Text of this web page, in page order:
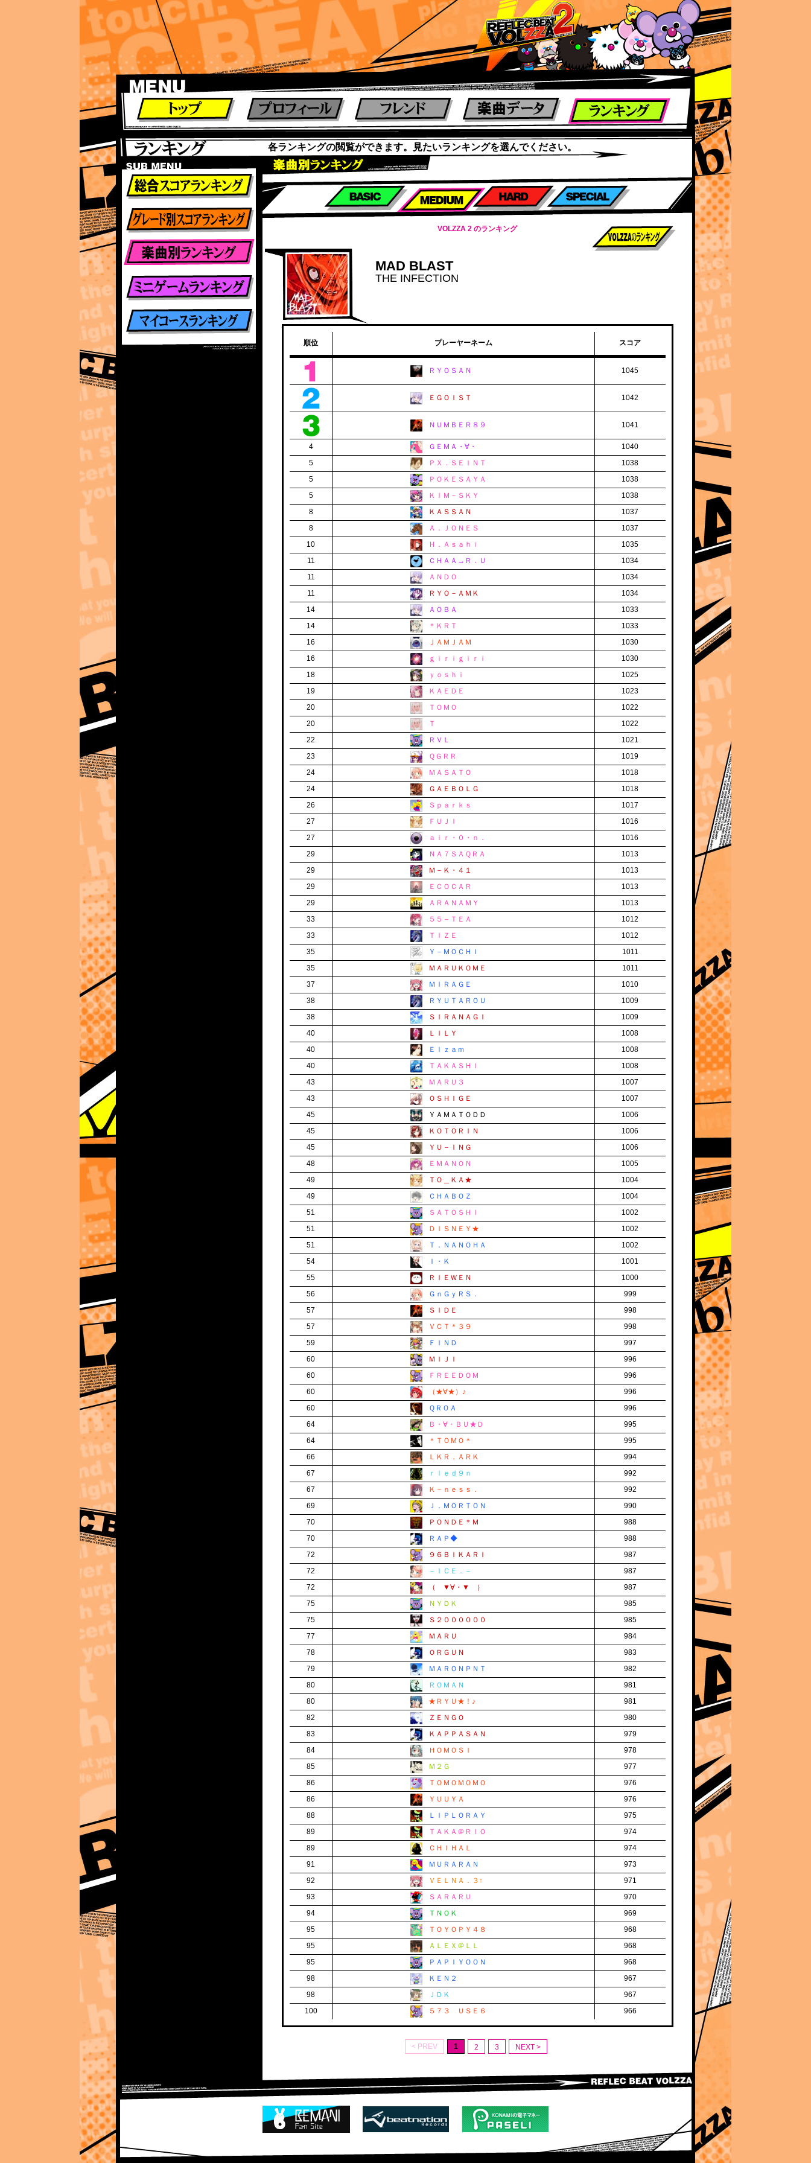
ランキング
各ランキングの閲覧ができます。見たいランキングを選んでください。
ランキング
グレード別ランキング
楽曲別スコアランキング
VOLZZA 2 のランキング
MAD BLAST
THE INFECTION
順位 プレーヤーネーム スコア
ＲＹＯＳＡＮ 1045
ＥＧＯＩＳＴ 1042
ＮＵＭＢＥＲ８９ 1041
4 ＧＥＭＡ・∀・
1040
5
ＰＸ．ＳＥＩＮＴ
1038
5
ＰＯＫＥＳＡＹＡ
1038
5
ＫＩＭ－ＳＫＹ
1038
8
ＫＡＳＳＡＮ
1037
8
Ａ．ＪＯＮＥＳ
1037
10
Ｈ．Ａｓａｈｉ
1035
11
ＣＨＡＡ→Ｒ．Ｕ
1034
11
ＡＮＤＯ
1034
11
ＲＹＯ－ＡＭＫ
1034
14
ＡＯＢＡ
1033
14
＊ＫＲＴ
1033
16
ＪＡＭＪＡＭ
1030
16
ｇｉｒｉｇｉｒｉ
1030
18
ｙｏｓｈｉ
1025
19
ＫＡＥＤＥ
1023
20
ＴＯＭＯ
1022
20
Ｔ
1022
22
ＲＶＬ
1021
23
ＱＧＲＲ
1019
24
ＭＡＳＡＴＯ
1018
24
ＧＡＥＢＯＬＧ
1018
26
Ｓｐａｒｋｓ
1017
27
ＦＵＪＩ
1016
27
ａｉｒ・０・ｎ．
1016
29
ＮＡ７ＳＡＱＲＡ
1013
29
Ｍ－Ｋ・４１
1013
29
ＥＣＯＣＡＲ
1013
29
ＡＲＡＮＡＭＹ
1013
33
５５－ＴＥＡ
1012
33
ＴＩＺＥ
1012
35
Ｙ－ＭＯＣＨＩ
1011
35
ＭＡＲＵＫＯＭＥ
1011
37
ＭＩＲＡＧＥ
1010
38
ＲＹＵＴＡＲＯＵ
1009
38
ＳＩＲＡＮＡＧＩ
1009
40
ＬＩＬＹ
1008
40
Ｅｌｚａｍ
1008
40
ＴＡＫＡＳＨＩ
1008
43
ＭＡＲＵ３
1007
43
ＯＳＨＩＧＥ
1007
45
ＹＡＭＡＴＯＤＤ
1006
45
ＫＯＴＯＲＩＮ
1006
45
ＹＵ－ＩＮＧ
1006
48
ＥＭＡＮＯＮ
1005
49
ＴＯ＿ＫＡ★
1004
49
ＣＨＡＢＯＺ
1004
51
ＳＡＴＯＳＨＩ
1002
51
ＤＩＳＮＥＹ★
1002
51
Ｔ．ＮＡＮＯＨＡ
1002
54
Ｉ・Ｋ
1001
55
ＲＩＥＷＥＮ
1000
56
ＧｎＧｙＲＳ．
999
57
ＳＩＤＥ
998
57
ＶＣＴ＊３９
998
59
ＦＩＮＤ
997
60
ＭＩＪＩ
996
60
ＦＲＥＥＤＯＭ
996
60
（★∀★）♪
996
60
ＱＲＯＡ
996
64
Ｂ・∀・ＢＵ★Ｄ
995
64
＊ＴＯＭＯ＊
995
66
ＬＫＲ．ＡＲＫ
994
67
ｒｌｅｄ９ｎ
992
67
Ｋ－ｎｅｓｓ．
992
69
Ｊ．ＭＯＲＴＯＮ
990
70
ＰＯＮＤＥ＊Ｍ
988
70
ＲＡＰ◆
988
72
９６ＢＩＫＡＲＩ
987
72
－ＩＣＥ．－
987
72
（ ▼∀・▼ ）
987
75
ＮＹＤＫ
985
75
Ｓ２００００００
985
77
ＭＡＲＵ
984
78
ＯＲＧＵＮ
983
79
ＭＡＲＯＮＰＮＴ
982
80
ＲＯＭＡＮ
981
80
★ＲＹＵ★！♪
981
82
ＺＥＮＧＯ
980
83
ＫＡＰＰＡＳＡＮ
979
84
ＨＯＭＯＳＩ
978
85
Ｍ２Ｇ
977
86
ＴＯＭＯＭＯＭＯ
976
86
ＹＵＵＹＡ
976
88
ＬＩＰＬＯＲＡＹ
975
89
ＴＡＫＡ＠ＲＩＯ
974
89
ＣＨＩＨＡＬ
974
91
ＭＵＲＡＲＡＮ
973
92
ＶＥＬＮＡ．３↑
971
93
ＳＡＲＡＲＵ
970
94
ＴＮＯＫ
969
95
ＴＯＹＯＰＹ４８
968
95
ＡＬＥＸ＠ＬＬ
968
95
ＰＡＰＩＹＯＯＮ
968
98
ＫＥＮ２
967
98
ＪＤＫ
967
100
５７３ ＵＳＥ６ 966
< PREV 1 2 3 NEXT >